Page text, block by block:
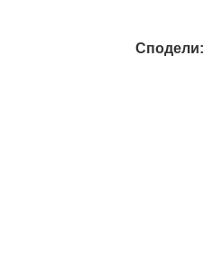
Сподели: